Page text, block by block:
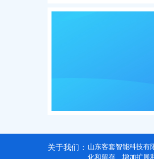
关于我们： 山东客套智能科技有
化和留存、增加扩展